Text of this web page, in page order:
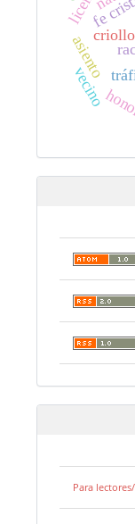
asiento
vecino
Para